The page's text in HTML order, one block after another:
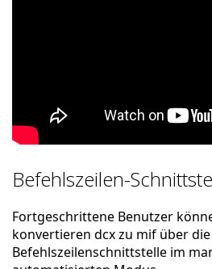
Befehlszeilen-
Fortgeschrittene Benutzer
konvertieren dcx zu mif über die
Befehlszeilenschnittstelle im